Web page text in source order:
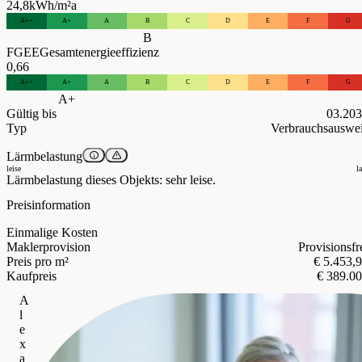
24,8kWh/m²a
A++ A+ A B C D E F G
B
FGEEGesamtenergieeffizienz
0,66
A++ A+ A B C D E F G
A+
Gültig bis
Typ
Lärmbelastung
leise
Lärmbelastung dieses Objekts: sehr leise.
Preisinformation
Einmalige Kosten
Maklerprovision
Preis pro m²
€
Kaufpreis
€
A
l
e
x
a